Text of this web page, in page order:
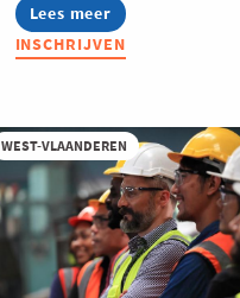
Lees meer
about
Lerend
Netwerk
INSCHRIJVEN
WEST-VLAANDEREN